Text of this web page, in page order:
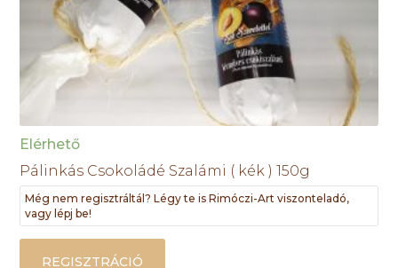
Elérhető
Pálinkás Csokoládé Szalámi ( kék ) 150g
Még nem regisztráltál? Légy te is Rimóczi-Art viszonteladó,
vagy lépj be!
REGISZTRÁCIÓ